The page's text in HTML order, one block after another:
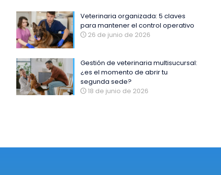
Veterinaria organizada: 5 claves
para mantener el control operativo
26 de junio de 2026
Gestión de veterinaria multisucursal:
¿es el momento de abrir tu
segunda sede?
18 de junio de 2026